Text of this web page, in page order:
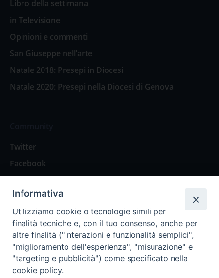
Libro della settimana
in Televisione
Opinioni e commenti
San Giuseppe nell’arte
Natale 2018: Presepi in Diocesi
Natale 2020: Presepi nella Diocesi di Genova
Twitter
Facebook
Spazio Lettori
Eventi
Eventi diocesani
Informativa
Utilizziamo cookie o tecnologie simili per
finalità tecniche e, con il tuo consenso, anche per
altre finalità ("interazioni e funzionalità semplici",
"miglioramento dell'esperienza", "misurazione" e
"targeting e pubblicità") come specificato nella
cookie policy.